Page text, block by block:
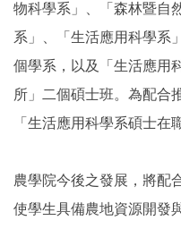
物科學系」、「森林暨自
系」、「生活應用科學系
個學系，以及「生活應用
所」二個碩士班。為配合
「生活應用科學系碩士在
農學院今後之發展，將配
使學生具備農地資源開發